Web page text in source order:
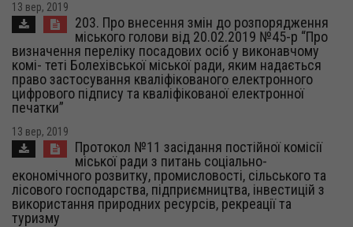
13 вер, 2019
203. Про внесення змін до розпорядження
міського голови від 20.02.2019 №45-р “Про
визначення переліку посадових осіб у виконавчому
комі- теті Болехівської міської ради, яким надається
право застосування кваліфікованого електронного
цифрового підпису та кваліфікованої електронної
печатки”
13 вер, 2019
Протокол №11 засідання постійної комісії
міської ради з питань соціально-
економічного розвитку, промисловості, сільського та
лісового господарства, підприємництва, інвестицій з
використання природних ресурсів, рекреації та
туризму